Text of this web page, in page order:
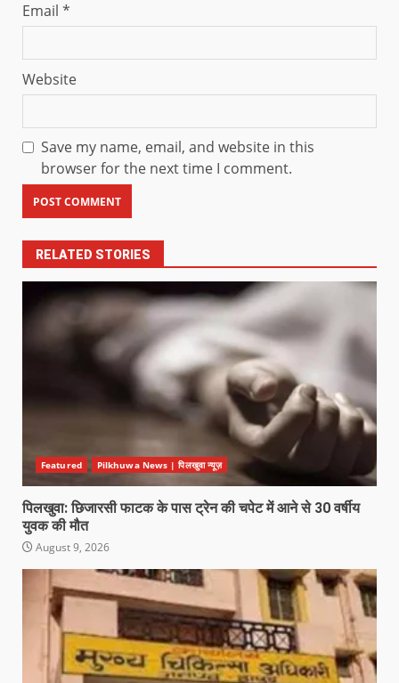
Email *
Website
Save my name, email, and website in this
browser for the next time I comment.
RELATED STORIES
Featured Pilkhuwa News | पिलखुवा न्यूज़
पिलखुवा: छिजारसी फाटक के पास ट्रेन की चपेट में आने से 30 वर्षीय
युवक की मौत
August 9, 2026